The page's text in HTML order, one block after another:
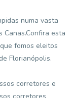
numa vasta
Canas.Confira esta
fomos eleitos
Florianópolis.
corretores e